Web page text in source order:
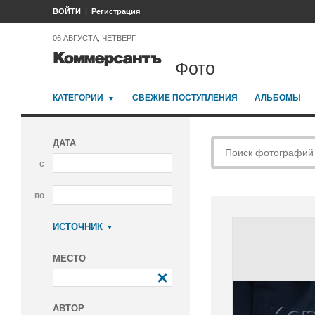
ВОЙТИ Регистрация
06 АВГУСТА, ЧЕТВЕРГ
Фото
КАТЕГОРИИ СВЕЖИЕ ПОСТУПЛЕНИЯ АЛЬБОМЫ
ДАТА
с
по
ИСТОЧНИК
МЕСТО
АВТОР